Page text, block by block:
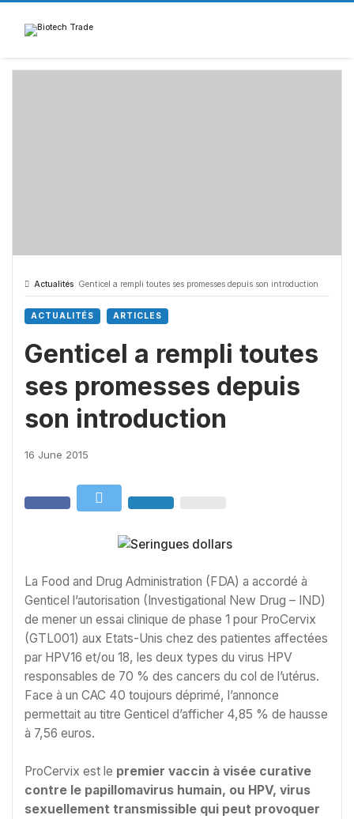
Skip
content
Actualités Genticel a rempli toutes ses promesses depuis son introduction
ACTUALITÉS ARTICLES
Genticel a rempli toutes
ses promesses depuis
son introduction
16 June 2015
La Food and Drug Administration (FDA) a accordé à
Genticel l’autorisation (Investigational New Drug – IND)
de mener un essai clinique de phase 1 pour ProCervix
(GTL001) aux Etats-Unis chez des patientes affectées
par HPV16 et/ou 18, les deux types du virus HPV
responsables de 70 % des cancers du col de l’utérus.
Face à un CAC 40 toujours déprimé, l’annonce
permettait au titre Genticel d’afficher 4,85 % de hausse
à 7,56 euros.
ProCervix est le premier vaccin à visée curative
contre le papillomavirus humain, ou HPV, virus
sexuellement transmissible qui peut provoquer